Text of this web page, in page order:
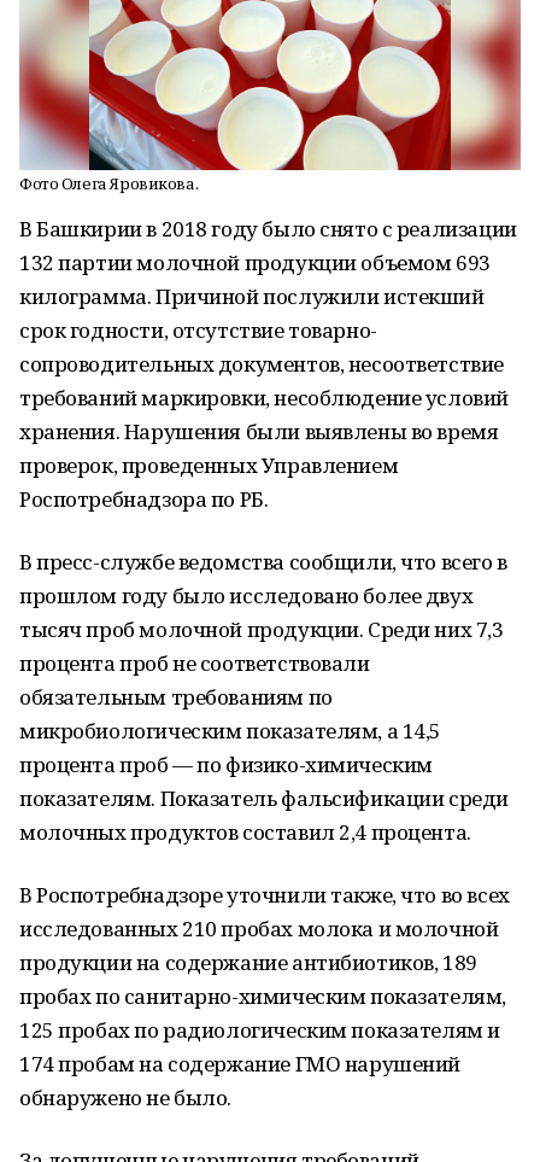
Фото Олега Яровикова.
В Башкирии в 2018 году было снято с реализации
132 партии молочной продукции объемом 693
килограмма. Причиной послужили истекший
срок годности, отсутствие товарно-
сопроводительных документов, несоответствие
требований маркировки, несоблюдение условий
хранения. Нарушения были выявлены во время
проверок, проведенных Управлением
Роспотребнадзора по РБ.
В пресс-службе ведомства сообщили, что всего в
прошлом году было исследовано более двух
тысяч проб молочной продукции. Среди них 7,3
процента проб не соответствовали
обязательным требованиям по
микробиологическим показателям, а 14,5
процента проб — по физико-химическим
показателям. Показатель фальсификации среди
молочных продуктов составил 2,4 процента.
В Роспотребнадзоре уточнили также, что во всех
исследованных 210 пробах молока и молочной
продукции на содержание антибиотиков, 189
пробах по санитарно-химическим показателям,
125 пробах по радиологическим показателям и
174 пробам на содержание ГМО нарушений
обнаружено не было.